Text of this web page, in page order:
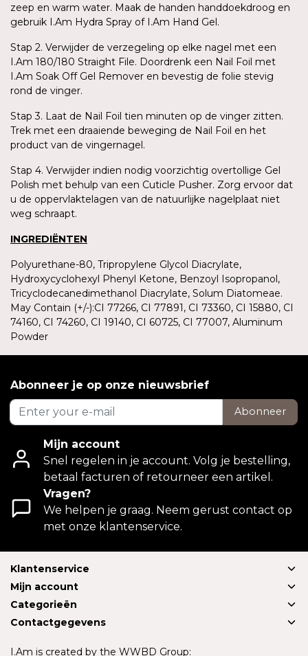
zeep en warm water. Maak de handen handdoekdroog en
gebruik I.Am Hydra Spray of I.Am Hand Gel.
Stap 2. Verwijder de verzegeling op elke nagel met een
I.Am 180/180 Straight File. Doordrenk een Nail Foil met
I.Am Soak Off Gel Remover en bevestig de folie stevig
rond de vinger.
Stap 3. Laat de Nail Foil tien minuten op de vinger zitten.
Trek met een draaiende beweging de Nail Foil en het
product van de vingernagel.
Stap 4. Verwijder indien nodig voorzichtig overtollige Gel
Polish met behulp van een Cuticle Pusher. Zorg ervoor dat
u de oppervlaktelagen van de natuurlijke nagelplaat niet
weg schraapt.
INGREDIËNTEN
Polyurethane-80, Tripropylene Glycol Diacrylate,
Hydroxycyclohexyl Phenyl Ketone, Benzoyl Isopropanol,
Tricyclodecanedimethanol Diacrylate, Solum Diatomeae.
May Contain (+/-):CI 77266, CI 77891, CI 73360, CI 15880, CI
74160, CI 74260, CI 19140, CI 60725, CI 77007, Aluminum
Powder
Abonneer je op onze nieuwsbrief
Abonneer
Mijn account
Snel regelen in je account. Volg je bestelling,
betaal facturen of retourneer een artikel.
Vragen?
We helpen je graag. Neem gerust contact op
met onze klantenservice.
Klantenservice
Mijn account
Categorieën
Contactgegevens
I.Am is created by the WWBD Group: